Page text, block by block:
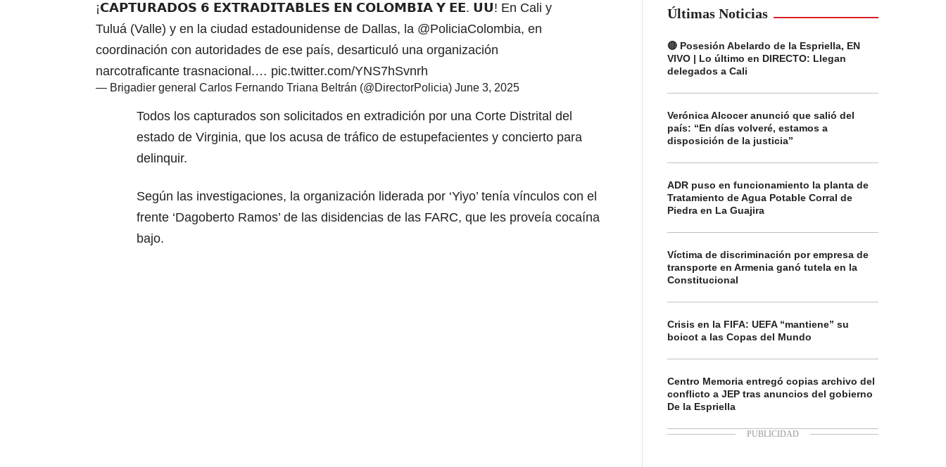
¡𝗖𝗔𝗣𝗧𝗨𝗥𝗔𝗗𝗢𝗦 𝟲 𝗘𝗫𝗧𝗥𝗔𝗗𝗜𝗧𝗔𝗕𝗟𝗘𝗦 𝗘𝗡 𝗖𝗢𝗟𝗢𝗠𝗕𝗜𝗔 𝗬 𝗘𝗘. 𝗨𝗨! En Cali y
Tuluá (Valle) y en la ciudad estadounidense de Dallas, la @PoliciaColombia, en
coordinación con autoridades de ese país, desarticuló una organización
narcotraficante trasnacional.… pic.twitter.com/YNS7hSvnrh
— Brigadier general Carlos Fernando Triana Beltrán (@DirectorPolicia) June 3, 2025
Todos los capturados son solicitados en extradición por una Corte Distrital del
estado de Virginia, que los acusa de tráfico de estupefacientes y concierto para
delinquir.
Según las investigaciones, la organización liderada por ‘Yiyo’ tenía vínculos con el
frente ‘Dagoberto Ramos’ de las disidencias de las FARC, que les proveía cocaína
bajo.
Últimas Noticias
🔴 Posesión Abelardo de la Espriella, EN
VIVO | Lo último en DIRECTO: Llegan
delegados a Cali
Verónica Alcocer anunció que salió del
país: “En días volveré, estamos a
disposición de la justicia”
ADR puso en funcionamiento la planta de
Tratamiento de Agua Potable Corral de
Piedra en La Guajira
Víctima de discriminación por empresa de
transporte en Armenia ganó tutela en la
Constitucional
Crisis en la FIFA: UEFA “mantiene” su
boicot a las Copas del Mundo
Centro Memoria entregó copias archivo del
conflicto a JEP tras anuncios del gobierno
De la Espriella